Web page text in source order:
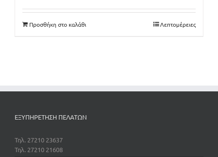
Προσθήκη στο καλάθι Λεπτομέρειες
ΕΞΥΠΗΡΕΤΗΣΗ ΠΕΛΑΤΩΝ
Τηλ. 27210 23637
Τηλ. 27210 21608